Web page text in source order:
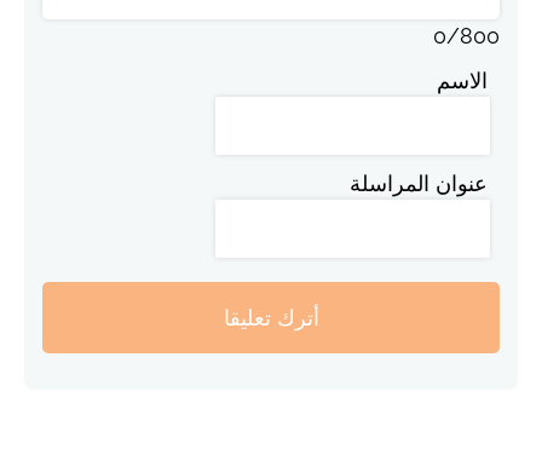
0/800
الاسم
عنوان المراسلة
أترك تعليقا